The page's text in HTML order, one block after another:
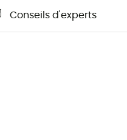
Conseils d'experts